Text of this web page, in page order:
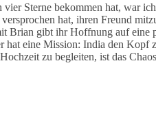
vier Sterne bekommen hat, war
hat, ihren Freund
Brian gibt ihr Hoffnung auf
hat eine Mission: India den Kopf
zu begleiten, ist das